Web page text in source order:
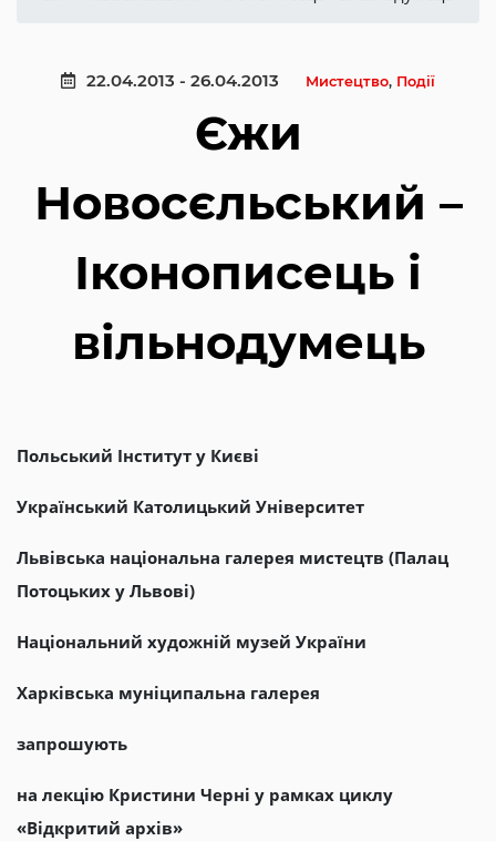
22.04.2013 - 26.04.2013 Мистецтво, Події
Єжи
Новосєльський –
Іконописець і
вільнодумець
Польський Інститут у Києві
Український Католицький Університет
Львівська національна галерея мистецтв (Палац
Потоцьких у Львові)
Національний художній музей України
Харківська муніципальна галерея
запрошують
на лекцію Кристини Черні у рамках циклу
«Відкритий архів»